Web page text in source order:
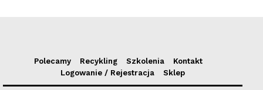
Polecamy Recykling Szkolenia
Kontakt
Logowanie / Rejestracja
Sklep